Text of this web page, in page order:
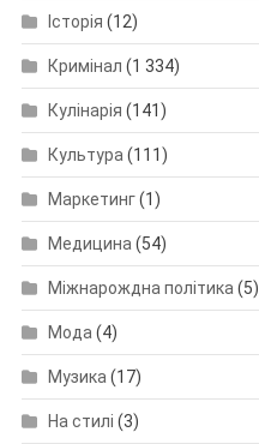
Історія (12)
Кримінал (1 334)
Кулінарія (141)
Культура(111)
Маркетинг(1)
Медицина(54)
Міжнарождна політика(5)
Мода(4)
Музика(17)
На стилі (3)